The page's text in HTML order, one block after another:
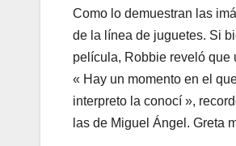
Como lo demuestran las
de la línea de juguetes. Si
película, Robbie reveló que
« Hay un momento en el
interpreto la conocí »,
las de Miguel Ángel. Greta